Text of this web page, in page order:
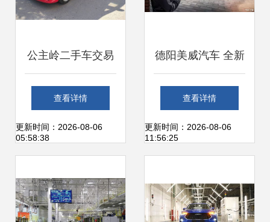
公主岭二手车交易
全攻略 市场、服务
与在线平台详解
查看详情
更新时间：2026-08-06
05:58:38
德阳美威汽车 全新
荣威i6火热销售
中，诚邀您到店品
查看详情
更新时间：2026-08-06
11:56:25